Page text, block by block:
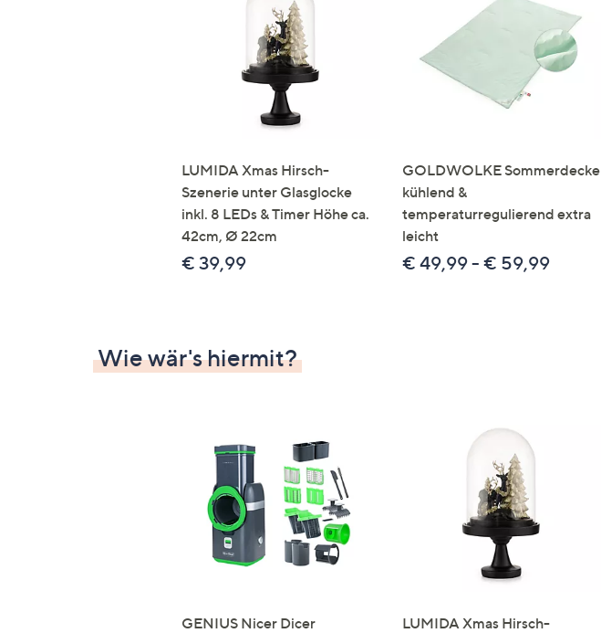
Touch-
Geräten
rechts,
um
diese
anzuzeigen.
LUMIDA Xmas Hirsch-
Szenerie unter Glasglocke
inkl. 8 LEDs & Timer Höhe ca.
42cm, Ø 22cm
€ 39,99
GOLDWOLKE Sommerdecke
kühlend &
temperaturregulierend extra
leicht
€ 49,99 - € 59,99
Wie wär's hiermit?
GENIUS Nicer Dicer
LUMIDA Xmas Hirsch-